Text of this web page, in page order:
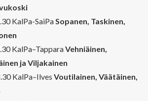
KalPa-SaiPaSopanen, Taskinen,
KalPa–TapparaVehniäinen,
ja Viljakainen
KalPa–Ilves Voutilainen, Väätäinen,